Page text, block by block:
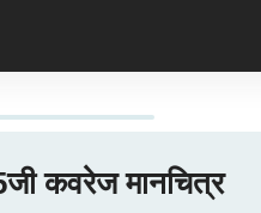
कवरेज मानचित्र